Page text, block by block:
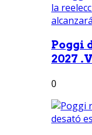
Poggi
2027
0